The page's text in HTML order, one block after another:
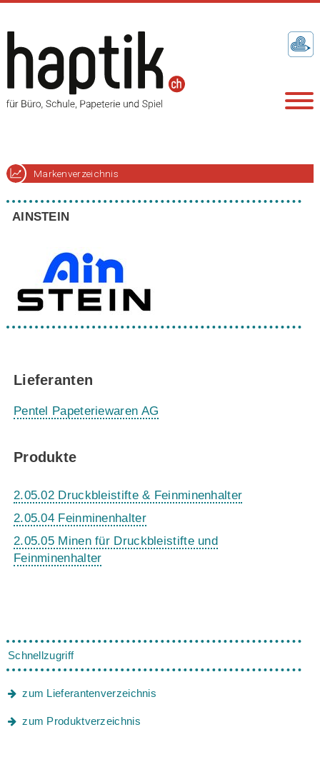
Markenverzeichnis
AINSTEIN
Lieferanten
Pentel Papeteriewaren AG
Produkte
2.05.02 Druckbleistifte & Feinminenhalter
2.05.04 Feinminenhalter
2.05.05 Minen für Druckbleistifte und
Feinminenhalter
Schnellzugriff
zum Lieferantenverzeichnis
zum Produktverzeichnis